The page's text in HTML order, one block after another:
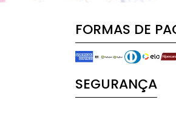
FORMAS DE
SEGURANÇA